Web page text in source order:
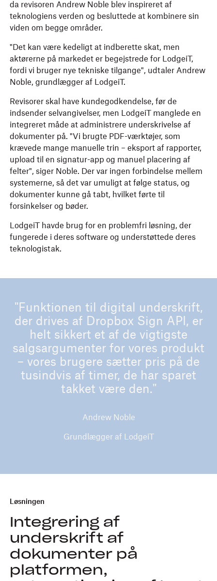
da revisoren Andrew Noble blev inspireret af
teknologiens verden og besluttede at kombinere sin
viden om begge områder.
"Det kan være kedeligt at indberette skat, men
aktørerne på markedet er begejstrede for LodgeiT,
fordi vi bruger nye tekniske tilgange", udtaler Andrew
Noble, grundlægger af LodgeiT.
Revisorer skal have kundegodkendelse, før de
indsender selvangivelser, men LodgeiT manglede en
integreret måde at administrere underskrivelse af
dokumenter på. "Vi brugte PDF-værktøjer, som
krævede mange manuelle trin – eksport af rapporter,
upload til en signatur-app og manuel placering af
felter", siger Noble. Der var ingen forbindelse mellem
systemerne, så det var umuligt at følge status, og
dokumenter kunne gå tabt, hvilket førte til
forsinkelser og bøder.
LodgeiT havde brug for en problemfri løsning, der
fungerede i deres software og understøttede deres
teknologistak.
"Funktionen til digital underskrift,
der drives af Dropbox Sign API, er
helt sikkert et af de vigtigste
salgsargumenter for vores produkt
– vores brugere sætter pris på de
tusindvis af timer, de har sparet
takket være den."
Andrew Noble
Grundlægger af LodgeiT
Løsningen
Integrering af
underskrift af
dokumenter på
platformen,